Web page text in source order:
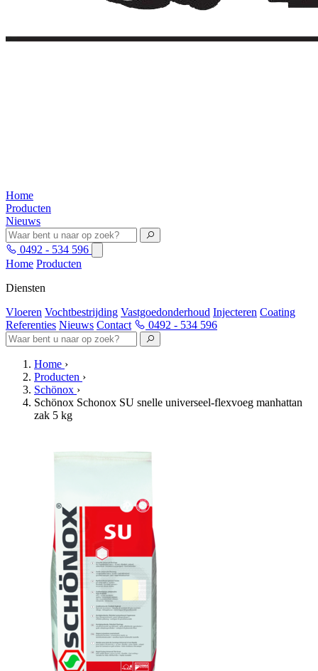
Home
Producten
Nieuws
0492 - 534 596
Home Producten
Diensten
Vloeren Vochtbestrijding Vastgoedonderhoud Injecteren Coating
Referenties Nieuws Contact 0492 - 534 596
Home ›
Producten ›
Schönox ›
Schönox Schonox SU snelle universeel-flexvoeg manhattan
zak 5 kg